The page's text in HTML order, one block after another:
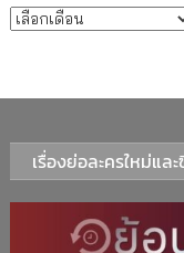
บทความรายเดือน
เรื่องย่อละครใหม่แล